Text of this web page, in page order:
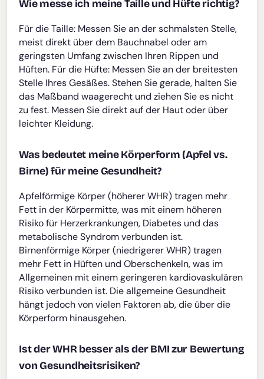
Wie messe ich meine Taille und Hüfte richtig?
Für die Taille: Messen Sie an der schmalsten Stelle,
meist direkt über dem Bauchnabel oder am
geringsten Umfang zwischen Ihren Rippen und
Hüften. Für die Hüfte: Messen Sie an der breitesten
Stelle Ihres Gesäßes. Stehen Sie gerade, halten Sie
das Maßband waagerecht und ziehen Sie es nicht
zu fest. Messen Sie direkt auf der Haut oder über
leichter Kleidung.
Was bedeutet meine Körperform (Apfel vs.
Birne) für meine Gesundheit?
Apfelförmige Körper (höherer WHR) tragen mehr
Fett in der Körpermitte, was mit einem höheren
Risiko für Herzerkrankungen, Diabetes und das
metabolische Syndrom verbunden ist.
Birnenförmige Körper (niedrigerer WHR) tragen
mehr Fett in Hüften und Oberschenkeln, was im
Allgemeinen mit einem geringeren kardiovaskulären
Risiko verbunden ist. Die allgemeine Gesundheit
hängt jedoch von vielen Faktoren ab, die über die
Körperform hinausgehen.
Ist der WHR besser als der BMI zur Bewertung
von Gesundheitsrisiken?